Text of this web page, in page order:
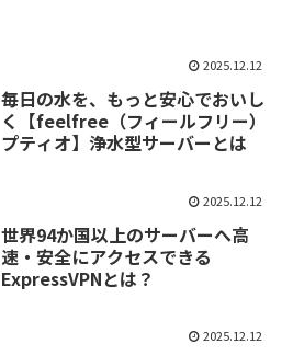
2025.12.12
毎日の水を、もっと安心でおいし
く【feelfree（フィールフリー）
プティオ】浄水型サーバーとは
2025.12.12
世界94か国以上のサーバーへ高
速・安全にアクセスできる
ExpressVPNとは？
2025.12.12